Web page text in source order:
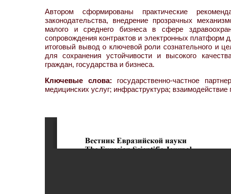
Автором сформированы практические
законодательства, внедрение прозрачных
малого и среднего бизнеса в сфере
сопровождения контрактов и электронных платформ
итоговый вывод о ключевой роли сознательного и
для сохранения устойчивости и высокого
граждан, государства и бизнеса.
Ключевые слова: государственно-частное
медицинских услуг; инфраструктура; взаимодействие